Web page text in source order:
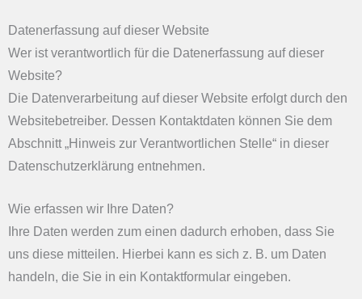
Datenerfassung auf dieser Website
Wer ist verantwortlich für die Datenerfassung auf dieser
Website?
Die Datenverarbeitung auf dieser Website erfolgt durch den
Websitebetreiber. Dessen Kontaktdaten können Sie dem
Abschnitt „Hinweis zur Verantwortlichen Stelle“ in dieser
Datenschutzerklärung entnehmen.
Wie erfassen wir Ihre Daten?
Ihre Daten werden zum einen dadurch erhoben, dass Sie
uns diese mitteilen. Hierbei kann es sich z. B. um Daten
handeln, die Sie in ein Kontaktformular eingeben.